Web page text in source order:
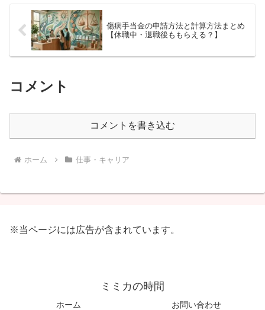
傷病手当金の申請方法と計算方法まとめ
【休職中・退職後ももらえる？】
コメント
コメントを書き込む
ホーム 仕事・キャリア
※当ページには広告が含まれています。
ミミカの時間
ホーム お問い合わせ